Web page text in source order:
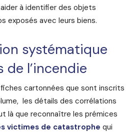
à identifier des objets
exposés avec leurs biens.
systématique
l’incendie
cartonnées que sont inscrits
les détails des corrélations
là que reconnaître les prémices
victimes de catastrophe qui